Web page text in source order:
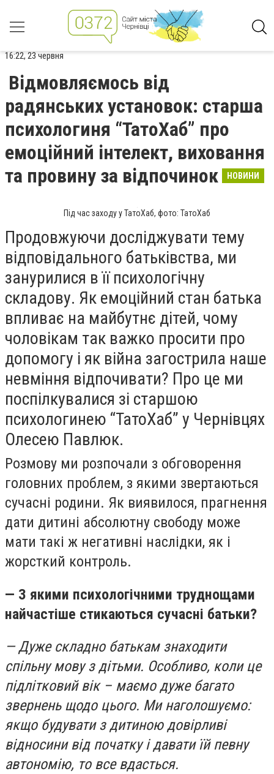
16:22, 23 червня
Відмовляємось від
радянських установок: старша
психологиня “ТатоХаб” про
емоційний інтелект, виховання
та провину за відпочинок
НОВИНИ
Під час заходу у ТатоХаб, фото: ТатоХаб
Продовжуючи досліджувати тему
відповідального батьківства, ми
занурилися в її психологічну
складову. Як емоційний стан батька
впливає на майбутнє дітей, чому
чоловікам так важко просити про
допомогу і як війна загострила наше
невміння відпочивати? Про це ми
поспілкувалися зі старшою
психологинею “ТатоХаб” у Чернівцях
Олесею Павлюк.
Розмову ми розпочали з обговорення
головних проблем, з якими звертаються
сучасні родини. Як виявилося, прагнення
дати дитині абсолютну свободу може
мати такі ж негативні наслідки, як і
жорсткий контроль.
— З якими психологічними труднощами
найчастіше стикаються сучасні батьки?
— Дуже складно батькам знаходити
спільну мову з дітьми. Особливо, коли це
підлітковий вік – маємо дуже багато
звернень щодо цього. Ми наголошуємо:
якщо будувати з дитиною довірливі
відносини від початку і давати їй певну
автономію, то все вдасться.